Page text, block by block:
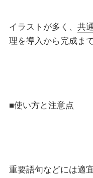
イラストが多く、 共
理を導入から完成ま
■使い方と注意点
重要語句などには適